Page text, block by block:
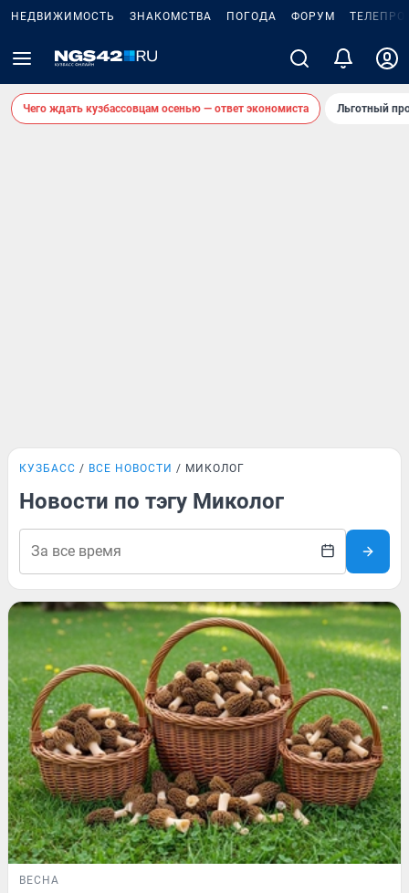
НЕДВИЖИМОСТЬ ЗНАКОМСТВА ПОГОДА ФОРУМ
Чего ждать кузбассовцам осенью — ответ экономиста Льготный
КУЗБАСС ВСЕ НОВОСТИ МИКОЛОГ
Новости по тэгу Миколог
ВЕСНА